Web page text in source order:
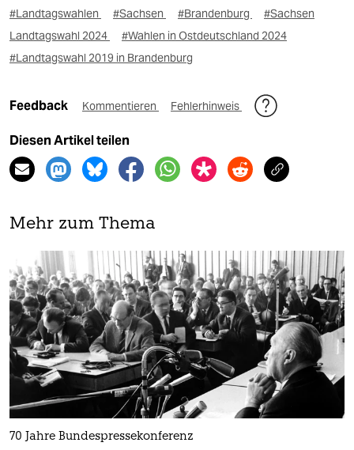
#Landtagswahlen #Sachsen #Brandenburg
#Sachsen
Landtagswahl 2024
#Wahlen in Ostdeutschland 2024
#Landtagswahl 2019 in Brandenburg
Feedback Kommentieren Fehlerhinweis
Diesen Artikel teilen
Mehr zum Thema
70 Jahre Bundespressekonferenz